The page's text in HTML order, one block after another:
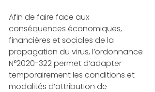
Afin de faire face aux
conséquences économiques,
financières et sociales de la
propagation du virus, l’ordonnance
N°2020-322 permet d’adapter
temporairement les conditions et
modalités d’attribution de